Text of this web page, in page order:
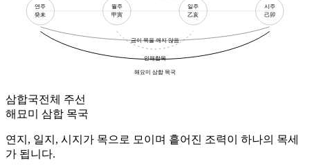
연주
癸未
월주
甲寅
일주
乙亥
시주
己卯
해묘미 삼합 목국
인해합목
금이 목을 깨지 않음
삼합국전체 주선
해묘미 삼합 목국
연지, 일지, 시지가 목으로 모이며 흩어진 조력이 하나의 목세
가 됩니다.